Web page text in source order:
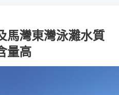
馬灣東灣泳灘水質
量高